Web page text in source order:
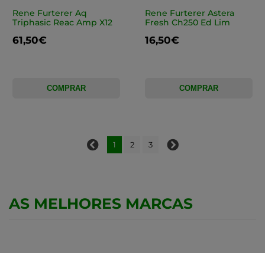
Rene Furterer Aq
Triphasic Reac Amp X12
61,50€
COMPRAR
Rene Furterer Astera
Fresh Ch250 Ed Lim
16,50€
COMPRAR
1 2 3
AS MELHORES MARCAS